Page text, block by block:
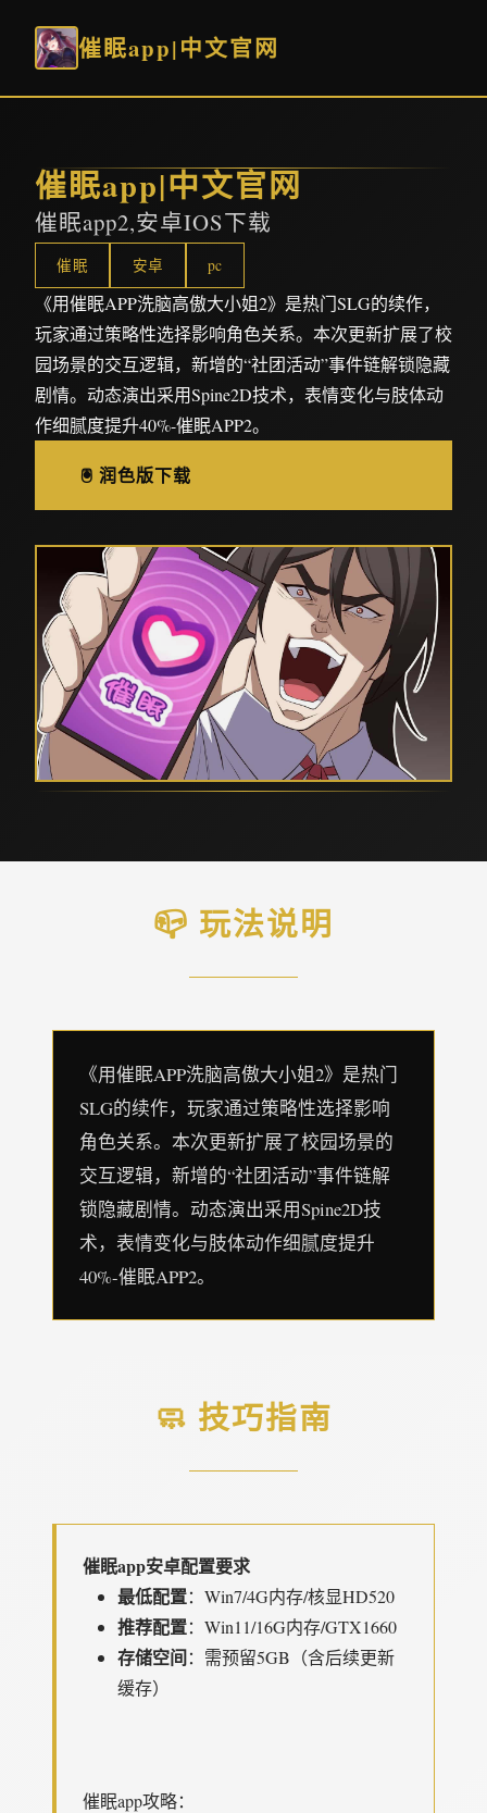
催眠app|中文官网
催眠app|中文官网
催眠app2,安卓IOS下载
催眠 安卓 pc
《用催眠APP洗脑高傲大小姐2》是热门SLG的续作，
玩家通过策略性选择影响角色关系。本次更新扩展了校
园场景的交互逻辑，新增的“社团活动”事件链解锁隐藏
剧情。动态演出采用Spine2D技术，表情变化与肢体动
作细腻度提升40%-催眠APP2。
🖲️ 润色版下载
📪 玩法说明
《用催眠APP洗脑高傲大小姐2》是热门
SLG的续作，玩家通过策略性选择影响
角色关系。本次更新扩展了校园场景的
交互逻辑，新增的“社团活动”事件链解
锁隐藏剧情。动态演出采用Spine2D技
术，表情变化与肢体动作细腻度提升
40%-催眠APP2。
🧼 技巧指南
催眠app安卓配置要求
​最低配置​​：Win7/4G内存/核显HD520
​推荐配置​​：Win11/16G内存/GTX1660
​存储空间​​：需预留5GB（含后续更新
缓存）
催眠app攻略：